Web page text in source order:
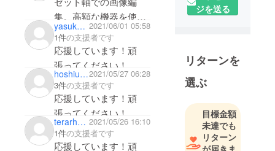
集。高額な機器を使用
していますが、すぐに
使えるのが魅力的で
す。支援させて頂きま
す。
yasuko fujino 2021/06/01 05:58
1件の支援者です
応援しています！頑
張ってください！
hoshiusa2021/05/27 06:28
3件の支援者です
応援しています！頑
張ってください！
terarhead 2021/05/26 16:10
1件の支援者です
応援しています！頑
を組み合わ
供していま
す。弊社の
ソリュー
ションはす
でに多くの
モノづくり
企業にご活
ジを送る
リターンを
選ぶ
目標金額
未達でも
リターン